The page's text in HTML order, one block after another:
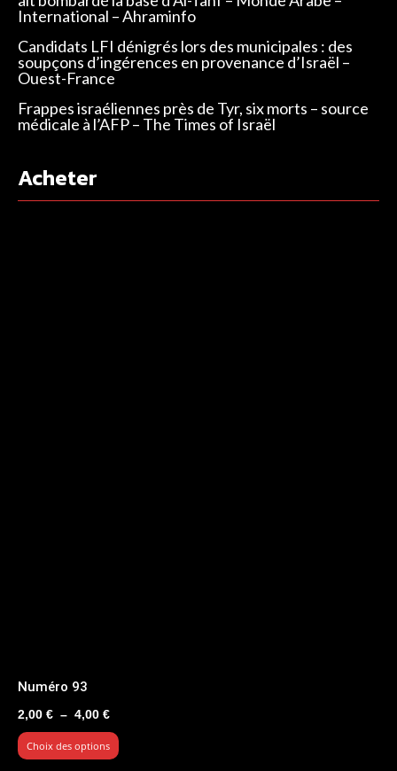
International – Ahraminfo
Candidats LFI dénigrés lors des municipales : des
soupçons d’ingérences en provenance d’Israël –
Ouest-France
Frappes israéliennes près de Tyr, six morts – source
médicale à l’AFP – The Times of Israël
Acheter
Numéro 93
2,00 € – 4,00 €Plage
de
prix :
Choix des options